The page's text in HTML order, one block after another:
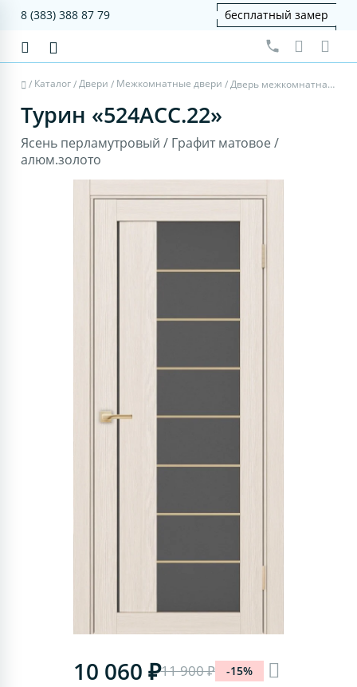
8 (383) 388 87 79 бесплатный замер
/ Каталог/Двери / Межкомнатные двери / Дверь межкомнатная Турин 524АСС.22 - ясень перламутровый, графит матовое, алюм.золото
Турин «524АСС.22»
Ясень перламутровый / Графит матовое /
алюм.золото
10 060 ₽11 900 ₽ -15%